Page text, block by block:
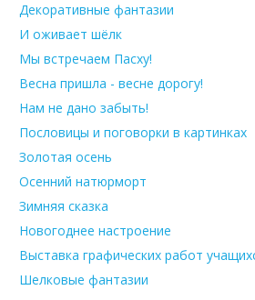
Декоративные фантазии
И оживает шёлк
Мы встречаем Пасху!
Весна пришла - весне дорогу!
Нам не дано забыть!
Пословицы и поговорки в картинках
Золотая осень
Осенний натюрморт
Зимняя сказка
Новогоднее настроение
Выставка графических работ
Шелковые фантазии